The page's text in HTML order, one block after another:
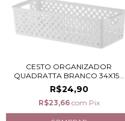
CESTO ORGANIZADOR
QUADRATTA BRANCO 34X15...
R$24,90
R$23,66 com Pix